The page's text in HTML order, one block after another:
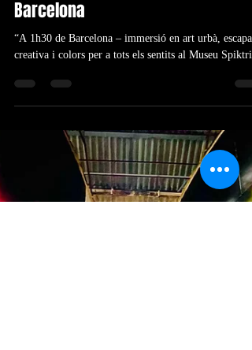
29 juin 2025
Top 10 murals i obres que no et pots
perdre al Museu Spiktri A 1h30 de
Barcelona
creativa i colors per a tots els sentits al Museu